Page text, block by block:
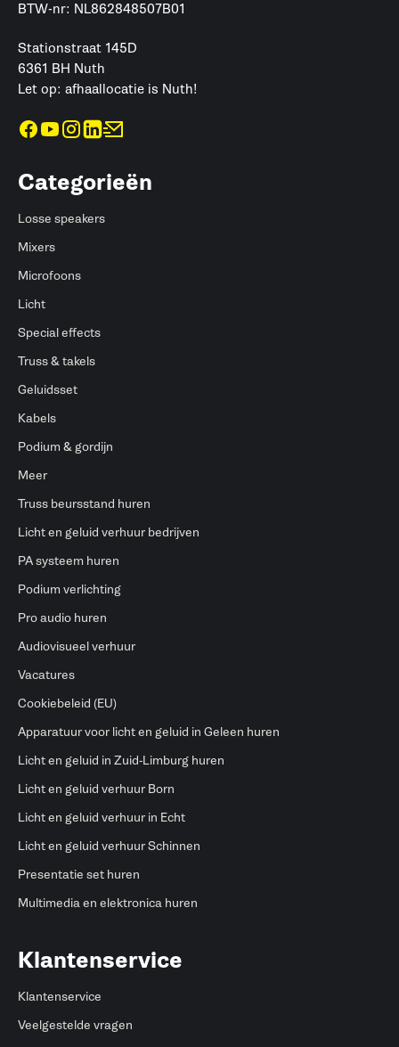
BTW-nr: NL862848507B01
Stationstraat 145D
6361 BH Nuth
Let op: afhaallocatie is Nuth!
Categorieën
Losse speakers
Mixers
Microfoons
Licht
Special effects
Truss & takels
Geluidsset
Kabels
Podium & gordijn
Meer
Truss beursstand huren
Licht en geluid verhuur bedrijven
PA systeem huren
Podium verlichting
Pro audio huren
Audiovisueel verhuur
Vacatures
Cookiebeleid (EU)
Apparatuur voor licht en geluid in Geleen huren
Licht en geluid in Zuid-Limburg huren
Licht en geluid verhuur Born
Licht en geluid verhuur in Echt
Licht en geluid verhuur Schinnen
Presentatie set huren
Multimedia en elektronica huren
Klantenservice
Klantenservice
Veelgestelde vragen